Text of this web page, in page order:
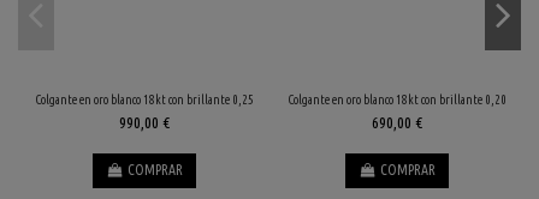
Colgante en oro blanco 18kt con brillante 0,25
990,00 €
COMPRAR
Colgante en oro blanco 18kt con brillante 0,20
690,00 €
COMPRAR